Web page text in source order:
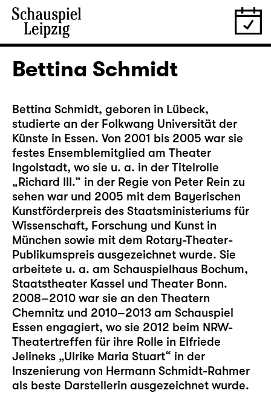
Bettina Schmidt
Bettina Schmidt, geboren in Lübeck,
studierte an der Folkwang Universität der
Künste in Essen. Von 2001 bis 2005 war sie
festes Ensemblemitglied am Theater
Ingolstadt, wo sie u. a. in der Titelrolle
„Richard III.“ in der Regie von Peter Rein zu
sehen war und 2005 mit dem Bayerischen
Kunstförderpreis des Staatsministeriums für
Wissenschaft, Forschung und Kunst in
München sowie mit dem Rotary-Theater-
Publikumspreis ausgezeichnet wurde. Sie
arbeitete u. a. am Schauspielhaus Bochum,
Staatstheater Kassel und Theater Bonn.
2008–2010 war sie an den Theatern
Chemnitz und 2010–2013 am Schauspiel
Essen engagiert, wo sie 2012 beim NRW-
Theatertreffen für ihre Rolle in Elfriede
Jelineks „Ulrike Maria Stuart“ in der
Inszenierung von Hermann Schmidt-Rahmer
als beste Darstellerin ausgezeichnet wurde.